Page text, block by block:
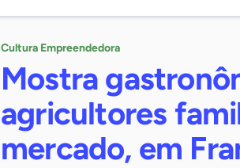
Cultura Empreendedora
Mostra
agricultores
mercado, em